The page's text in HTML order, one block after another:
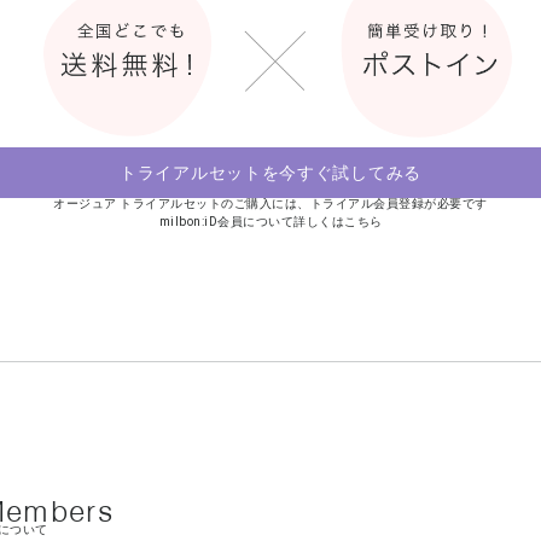
トライアルセットを今すぐ試してみる
オージュア トライアルセットのご購入には、トライアル会員登録が必要です
milbon:iD会員について詳しくはこちら
ついて